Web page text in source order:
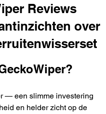
Reviews
over
met NaN uit 5 sterren.
— een slimme investering
en helder zicht op de